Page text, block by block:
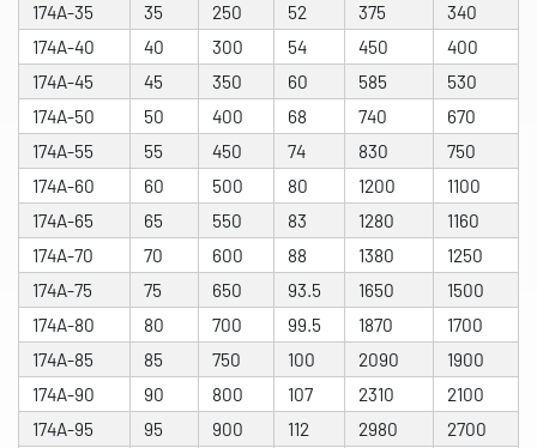
174A-35
35 250 52 375
340
174A-40
40 300 54 450
400
174A-45
45 350 60 585
530
174A-50
50 400 68 740
670
174A-55
55 450 74 830
750
174A-60
60 500 80 1200
1100
174A-65
65 550 83 1280
1160
174A-70
70 600 88 1380
1250
174A-75
75 650 93.5 1650
1500
174A-80
80 700 99.5 1870
1700
174A-85
85 750 100 2090
1900
174A-90
90 800 107 2310
2100
174A-95
95 900 112 2980
2700